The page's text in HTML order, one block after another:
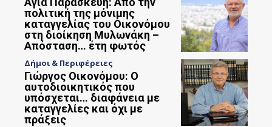
πολιτική της μόνιμης
καταγγελίας του Οικονόμου
στη διοίκηση Μυλωνάκη –
Απόσταση… έτη φωτός
Δήμοι & Περιφέρειες
Γιώργος Οικονόμου: Ο
αυτοδιοικητικός που
υπόσχεται… διαφάνεια με
καταγγελίες και όχι με
πράξεις